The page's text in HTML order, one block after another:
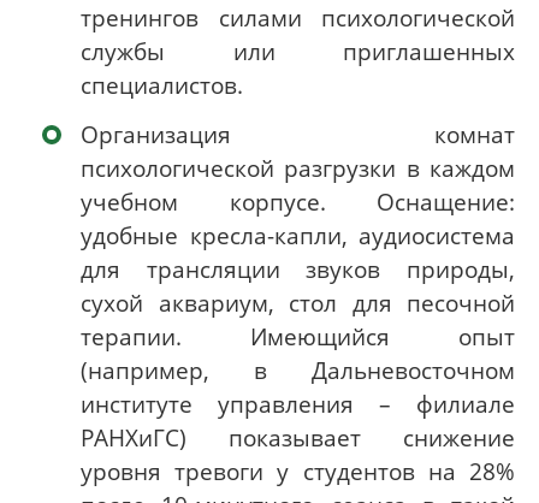
тренингов силами психологической
службы или приглашенных
специалистов.
Организация комнат
психологической разгрузки в каждом
учебном корпусе. Оснащение:
удобные кресла-капли, аудиосистема
для трансляции звуков природы,
сухой аквариум, стол для песочной
терапии. Имеющийся опыт
(например, в Дальневосточном
институте управления – филиале
РАНХиГС) показывает снижение
уровня тревоги у студентов на 28%